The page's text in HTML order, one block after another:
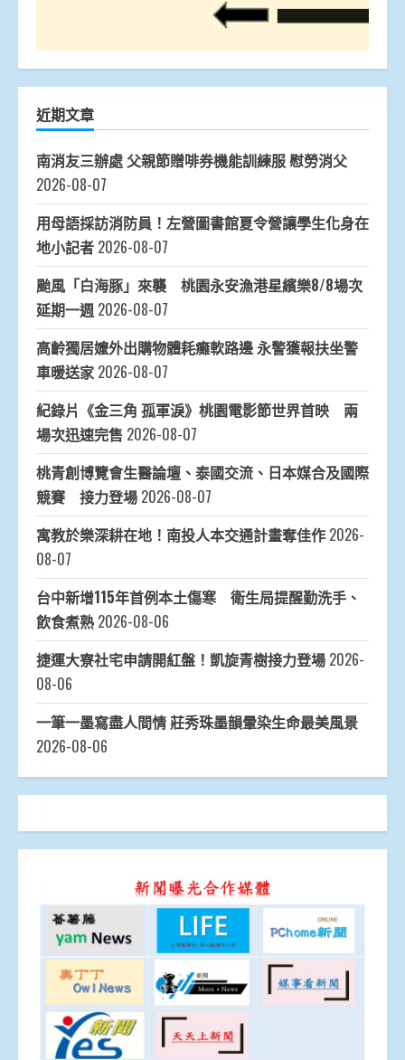
近期文章
南消友三辦處 父親節贈啡券機能訓練服 慰勞消父
2026-08-07
用母語採訪消防員！左營圖書館夏令營讓學生化身在
地小記者 2026-08-07
颱風「白海豚」來襲 桃園永安漁港星繽樂8/8場次
延期一週 2026-08-07
高齡獨居嬤外出購物體耗癱軟路邊 永警獲報扶坐警
車暖送家 2026-08-07
紀錄片《金三角 孤軍淚》桃園電影節世界首映 兩
場次迅速完售 2026-08-07
桃青創博覽會生醫論壇、泰國交流、日本媒合及國際
競賽 接力登場 2026-08-07
寓教於樂深耕在地！南投人本交通計畫奪佳作 2026-
08-07
台中新增115年首例本土傷寒 衛生局提醒勤洗手、
飲食煮熟 2026-08-06
捷運大寮社宅申請開紅盤！凱旋青樹接力登場 2026-
08-06
一筆一墨寫盡人間情 莊秀珠墨韻暈染生命最美風景
2026-08-06